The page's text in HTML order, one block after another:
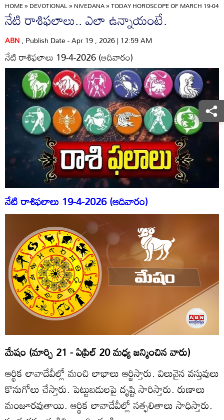
HOME»DEVOTIONAL»NIVEDANA»TODAY HOROSCOPE OF MARCH 19-04-
నేటి రాశిఫలాలు.. ఎలా ఉన్నాయంటే.
ABN, Publish Date - Apr 19 , 2026 | 12:59 AM
నేటి రాశిఫలాలు 19-4-2026 (ఆదివారం)
నేటి రాశిఫలాలు 19-4-2026 (ఆదివారం)
మేషం (మార్చి 21 - ఏప్రిల్‌ 20 మధ్య జన్మించిన వారు)
ఆర్థిక లావాదేవీల్లో మంచి లాభాలు ఆర్జిస్తారు. విలువైన వస్తువులు
కొనుగోలు చేస్తారు. పెట్టుబడులపై దృష్టి సారిస్తారు. రుణాలు
మంజూరవుతాయి. ఆర్థిక లావాదేవీల్లో సత్ఫలితాలు సాధిస్తారు.